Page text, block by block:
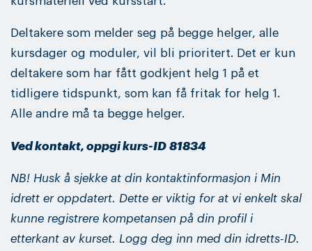
Deltakere som melder seg på begge helger, alle
kursdager og moduler, vil bli prioritert. Det er kun
deltakere som har fått godkjent helg 1 på et
tidligere tidspunkt, som kan få fritak for helg 1.
Alle andre må ta begge helger.
Ved kontakt, oppgi kurs-ID 81834
NB! Husk å sjekke at din kontaktinformasjon i Min
idrett er oppdatert. Dette er viktig for at vi enkelt skal
kunne registrere kompetansen på din profil i
etterkant av kurset. Logg deg inn med din idretts-ID.